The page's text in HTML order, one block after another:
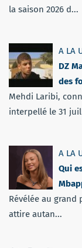
la saison 2026 d...
A LA
DZ
des
Mehdi Laribi,
interpellé le 31
A LA
Qui
Révélée au grand
attire autan...